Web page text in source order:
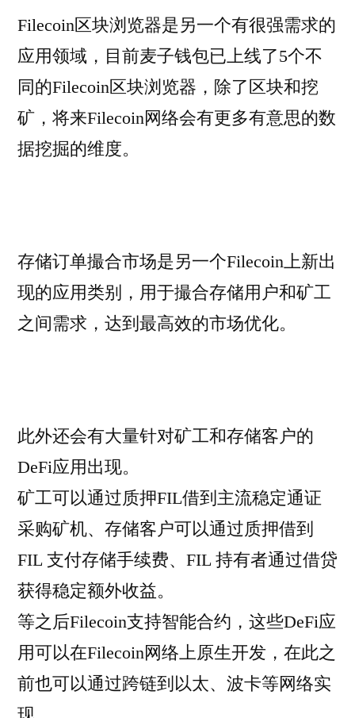
Filecoin区块浏览器是另一个有很强需求的
应用领域，目前麦子钱包已上线了5个不
同的Filecoin区块浏览器，除了区块和挖
矿，将来Filecoin网络会有更多有意思的数
据挖掘的维度。
存储订单撮合市场是另一个Filecoin上新出
现的应用类别，用于撮合存储用户和矿工
之间需求，达到最高效的市场优化。
此外还会有大量针对矿工和存储客户的
DeFi应用出现。
矿工可以通过质押FIL借到主流稳定通证
采购矿机、存储客户可以通过质押借到
FIL 支付存储手续费、FIL 持有者通过借贷
获得稳定额外收益。
等之后Filecoin支持智能合约，这些DeFi应
用可以在Filecoin网络上原生开发，在此之
前也可以通过跨链到以太、波卡等网络实